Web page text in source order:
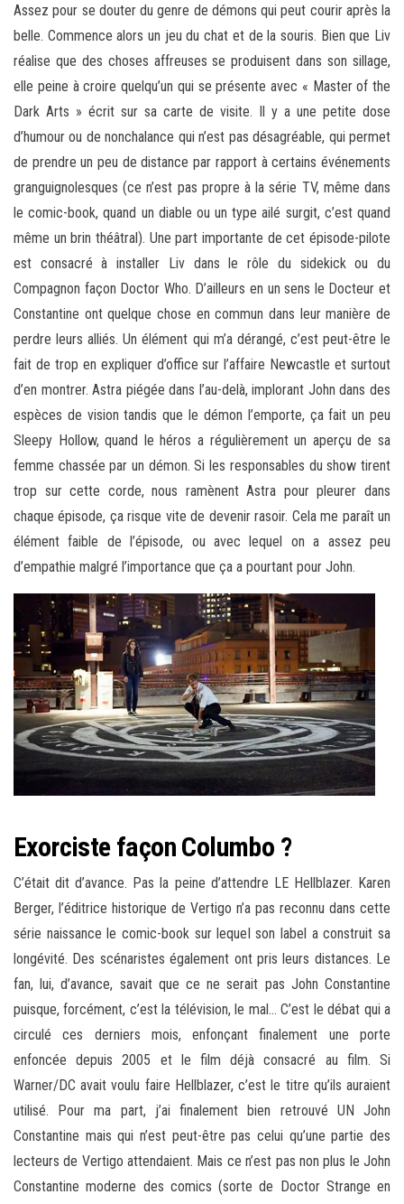
Assez pour se douter du genre de démons qui peut courir après la
belle. Commence alors un jeu du chat et de la souris. Bien que Liv
réalise que des choses affreuses se produisent dans son sillage,
elle peine à croire quelqu’un qui se présente avec « Master of the
Dark Arts » écrit sur sa carte de visite. Il y a une petite dose
d’humour ou de nonchalance qui n’est pas désagréable, qui permet
de prendre un peu de distance par rapport à certains événements
granguignolesques (ce n’est pas propre à la série TV, même dans
le comic-book, quand un diable ou un type ailé surgit, c’est quand
même un brin théâtral). Une part importante de cet épisode-pilote
est consacré à installer Liv dans le rôle du sidekick ou du
Compagnon façon Doctor Who. D’ailleurs en un sens le Docteur et
Constantine ont quelque chose en commun dans leur manière de
perdre leurs alliés. Un élément qui m’a dérangé, c’est peut-être le
fait de trop en expliquer d’office sur l’affaire Newcastle et surtout
d’en montrer. Astra piégée dans l’au-delà, implorant John dans des
espèces de vision tandis que le démon l’emporte, ça fait un peu
Sleepy Hollow, quand le héros a régulièrement un aperçu de sa
femme chassée par un démon. Si les responsables du show tirent
trop sur cette corde, nous ramènent Astra pour pleurer dans
chaque épisode, ça risque vite de devenir rasoir. Cela me paraît un
élément faible de l’épisode, ou avec lequel on a assez peu
d’empathie malgré l’importance que ça a pourtant pour John.
Exorciste façon Columbo ?
C’était dit d’avance. Pas la peine d’attendre LE Hellblazer. Karen
Berger, l’éditrice historique de Vertigo n’a pas reconnu dans cette
série naissance le comic-book sur lequel son label a construit sa
longévité. Des scénaristes également ont pris leurs distances. Le
fan, lui, d’avance, savait que ce ne serait pas John Constantine
puisque, forcément, c’est la télévision, le mal… C’est le débat qui a
circulé ces derniers mois, enfonçant finalement une porte
enfoncée depuis 2005 et le film déjà consacré au film. Si
Warner/DC avait voulu faire Hellblazer, c’est le titre qu’ils auraient
utilisé. Pour ma part, j’ai finalement bien retrouvé UN John
Constantine mais qui n’est peut-être pas celui qu’une partie des
lecteurs de Vertigo attendaient. Mais ce n’est pas non plus le John
Constantine moderne des comics (sorte de Doctor Strange en